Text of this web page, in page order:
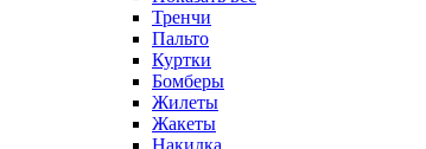
Тренчи
Пальто
Куртки
Бомберы
Жилеты
Жакеты
Накидка